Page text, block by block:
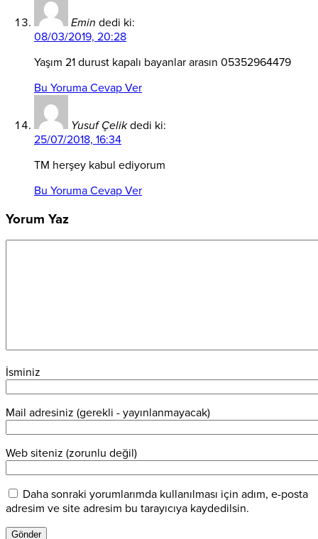
Emin dedi ki:
08/03/2019, 20:28
Yaşım 21 durust kapalı bayanlar arasın 05352964479
Bu Yoruma Cevap Ver
Yusuf Çelik dedi ki:
25/07/2018, 16:34
TM herşey kabul ediyorum
Bu Yoruma Cevap Ver
Yorum Yaz
İsminiz
Mail adresiniz (gerekli - yayınlanmayacak)
Web siteniz (zorunlu değil)
Daha sonraki yorumlarımda kullanılması için adım, e-posta
adresim ve site adresim bu tarayıcıya kaydedilsin.